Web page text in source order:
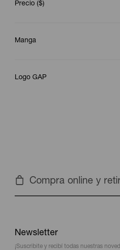
Precio ($)
Manga
Logo GAP
Compra online y
Newsletter
¡Suscribite y recibí todas nuestras